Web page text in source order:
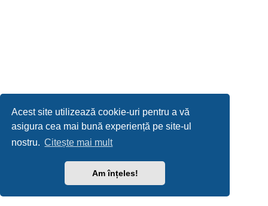
Acest site utilizează cookie-uri pentru a vă
asigura cea mai bună experiență pe site-ul
nostru. Citește mai mult
Am înțeles!